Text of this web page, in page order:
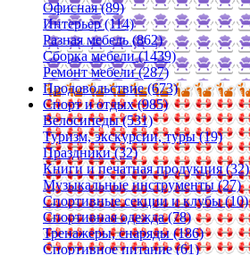
Офисная (89)
Интерьер (114)
Разная мебель (862)
Сборка мебели (1439)
Ремонт мебели (287)
Продовольствие (673)
Спорт и отдых (985)
Велосипеды (531)
Туризм, экскурсии, туры (19)
Праздники (32)
Книги и печатная продукция (32)
Музыкальные инструменты (27)
Спортивные секции и клубы (10)
Спортивная одежда (78)
Тренажеры, снаряды (186)
Спортивное питание (61)